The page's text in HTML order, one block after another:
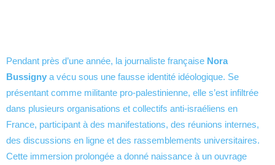
Pendant près d’une année, la journaliste française Nora
Bussigny a vécu sous une fausse identité idéologique. Se
présentant comme militante pro-palestinienne, elle s’est infiltrée
dans plusieurs organisations et collectifs anti-israéliens en
France, participant à des manifestations, des réunions internes,
des discussions en ligne et des rassemblements universitaires.
Cette immersion prolongée a donné naissance à un ouvrage